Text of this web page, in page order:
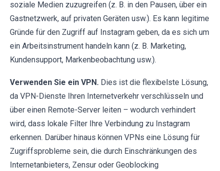
soziale Medien zuzugreifen (z. B. in den Pausen, über ein
Gastnetzwerk, auf privaten Geräten usw.). Es kann legitime
Gründe für den Zugriff auf Instagram geben, da es sich um
ein Arbeitsinstrument handeln kann (z. B. Marketing,
Kundensupport, Markenbeobachtung usw.).
Verwenden Sie ein VPN. Dies ist die flexibelste Lösung,
da VPN-Dienste Ihren Internetverkehr verschlüsseln und
über einen Remote-Server leiten – wodurch verhindert
wird, dass lokale Filter Ihre Verbindung zu Instagram
erkennen. Darüber hinaus können VPNs eine Lösung für
Zugriffsprobleme sein, die durch Einschränkungen des
Internetanbieters, Zensur oder Geoblocking